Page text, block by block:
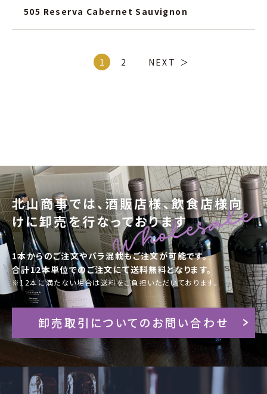
505 Reserva Cabernet Sauvignon
1 2 NEXT
北山商事では、酒販店様、飲食店様向
けに卸売を行なっております
1本からのご注文やバラ混載もご注文が可能です。
合計12本単位でのご注文にて送料無料となります。
※12本に満たない場合は送料をご負担いただいております。
卸売取引についてのお問い合わせ